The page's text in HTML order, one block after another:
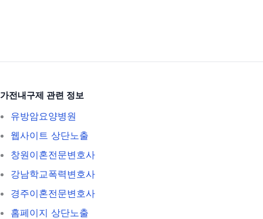
가전내구제 관련 정보
유방암요양병원
웹사이트 상단노출
창원이혼전문변호사
강남학교폭력변호사
경주이혼전문변호사
홈페이지 상단노출